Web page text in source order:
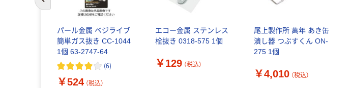
パール金属 ベジライブ
簡単ガス抜き CC-1044
1個 63-2747-64
(6)
￥524 （税込）
エコー金属 ステンレス
栓抜き 0318-575 1個
￥129 （税込）
尾上製作所 萬年 あき缶
潰し器 つぶすくん ON-
275 1個
￥4,010 （税込）
前のスライドへ